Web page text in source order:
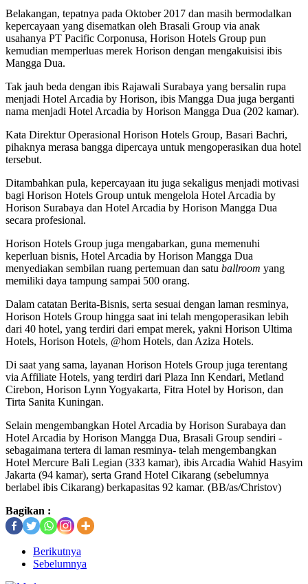
Belakangan, tepatnya pada Oktober 2017 dan masih bermodalkan
kepercayaan yang disematkan oleh Brasali Group via anak
usahanya PT Pacific Corponusa, Horison Hotels Group pun
kemudian memperluas merek Horison dengan mengakuisisi ibis
Mangga Dua.
Tak jauh beda dengan ibis Rajawali Surabaya yang bersalin rupa
menjadi Hotel Arcadia by Horison, ibis Mangga Dua juga berganti
nama menjadi Hotel Arcadia by Horison Mangga Dua (202 kamar).
Kata Direktur Operasional Horison Hotels Group, Basari Bachri,
pihaknya merasa bangga dipercaya untuk mengoperasikan dua hotel
tersebut.
Ditambahkan pula, kepercayaan itu juga sekaligus menjadi motivasi
bagi Horison Hotels Group untuk mengelola Hotel Arcadia by
Horison Surabaya dan Hotel Arcadia by Horison Mangga Dua
secara profesional.
Horison Hotels Group juga mengabarkan, guna memenuhi
keperluan bisnis, Hotel Arcadia by Horison Mangga Dua
menyediakan sembilan ruang pertemuan dan satu ballroom yang
memiliki daya tampung sampai 500 orang.
Dalam catatan Berita-Bisnis, serta sesuai dengan laman resminya,
Horison Hotels Group hingga saat ini telah mengoperasikan lebih
dari 40 hotel, yang terdiri dari empat merek, yakni Horison Ultima
Hotels, Horison Hotels, @hom Hotels, dan Aziza Hotels.
Di saat yang sama, layanan Horison Hotels Group juga terentang
via Affiliate Hotels, yang terdiri dari Plaza Inn Kendari, Metland
Cirebon, Horison Lynn Yogyakarta, Fitra Hotel by Horison, dan
Tirta Sanita Kuningan.
Selain mengembangkan Hotel Arcadia by Horison Surabaya dan
Hotel Arcadia by Horison Mangga Dua, Brasali Group sendiri -
sebagaimana tertera di laman resminya- telah mengembangkan
Hotel Mercure Bali Legian (333 kamar), ibis Arcadia Wahid Hasyim
Jakarta (94 kamar), serta Grand Hotel Cikarang (sebelumnya
berlabel ibis Cikarang) berkapasitas 92 kamar. (BB/as/Christov)
Bagikan :
Berikutnya
Sebelumnya